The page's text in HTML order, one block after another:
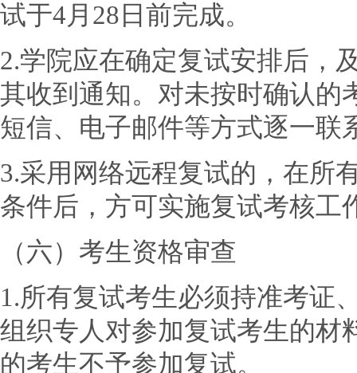
试于4月28日前完成。
2.学院应在确定复试安排后，
其收到通知。对未按时确认的
短信、电子邮件等方式逐一联
3.采用网络远程复试的，在所
条件后，方可实施复试考核工
（六）考生资格审查
1.所有复试考生必须持准考证
组织专人对参加复试考生的材
的考生不予参加复试。